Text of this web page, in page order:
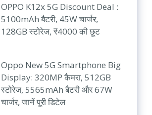
OPPO K12x 5G Discount Deal :
5100mAh बैटरी, 45W चार्जर,
128GB स्टोरेज, ₹4000 की छूट
Oppo New 5G Smartphone Big
Display: 320MP कैमरा, 512GB
स्टोरेज, 5565mAh बैटरी और 67W
चार्जर, जानें पूरी डिटेल